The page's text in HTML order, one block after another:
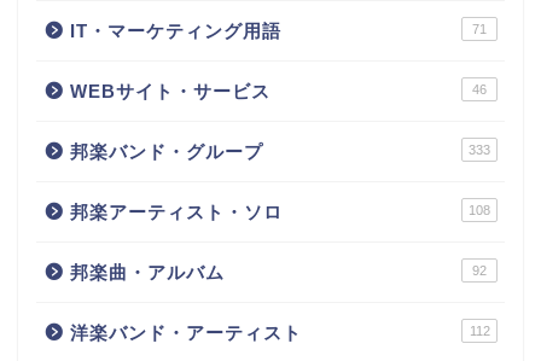
IT・マーケティング用語 71
WEBサイト・サービス 46
邦楽バンド・グループ 333
邦楽アーティスト・ソロ 108
邦楽曲・アルバム 92
洋楽バンド・アーティスト 112